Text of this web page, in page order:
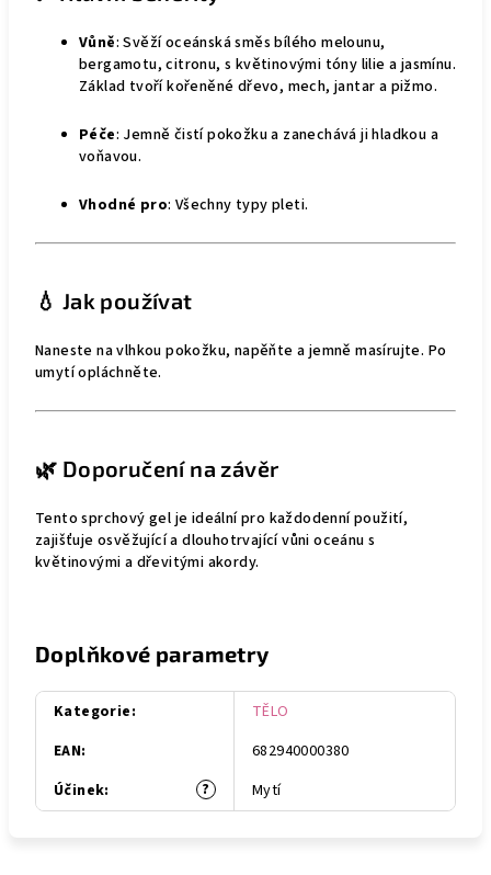
Vůně: Svěží oceánská směs bílého melounu,
bergamotu, citronu, s květinovými tóny lilie a jasmínu.
Základ tvoří kořeněné dřevo, mech, jantar a pižmo.
Péče: Jemně čistí pokožku a zanechává ji hladkou a
voňavou.
Vhodné pro: Všechny typy pleti.
💧 Jak používat
Naneste na vlhkou pokožku, napěňte a jemně masírujte. Po
umytí opláchněte.
🌿 Doporučení na závěr
Tento sprchový gel je ideální pro každodenní použití,
zajišťuje osvěžující a dlouhotrvající vůni oceánu s
květinovými a dřevitými akordy.
Doplňkové parametry
Kategorie:
TĚLO
EAN:
682940000380
?
Účinek: Mytí